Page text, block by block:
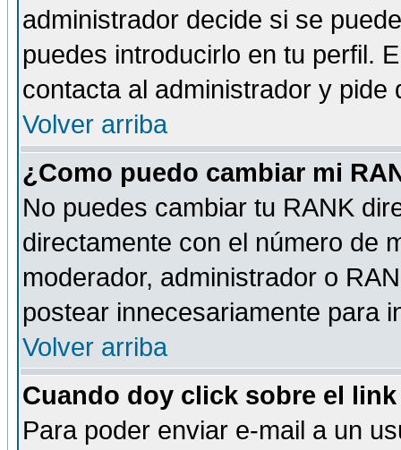
administrador decide si se
puedes introducirlo en tu perfil.
contacta al administrador y
Volver arriba
¿Como puedo cambiar mi
No puedes cambiar tu RANK
directamente con el número de
moderador, administrador o
postear innecesariamente para
Volver arriba
Cuando doy click sobre el
Para poder enviar e-mail a un